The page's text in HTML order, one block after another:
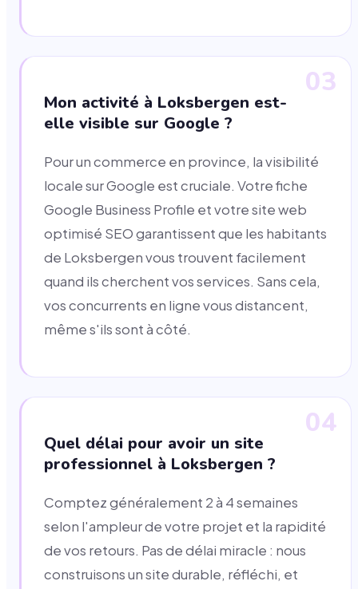
03
Mon activité à Loksbergen est-
elle visible sur Google ?
Pour un commerce en province, la visibilité
locale sur Google est cruciale. Votre fiche
Google Business Profile et votre site web
optimisé SEO garantissent que les habitants
de Loksbergen vous trouvent facilement
quand ils cherchent vos services. Sans cela,
vos concurrents en ligne vous distancent,
même s'ils sont à côté.
04
Quel délai pour avoir un site
professionnel à Loksbergen ?
Comptez généralement 2 à 4 semaines
selon l'ampleur de votre projet et la rapidité
de vos retours. Pas de délai miracle : nous
construisons un site durable, réfléchi, et